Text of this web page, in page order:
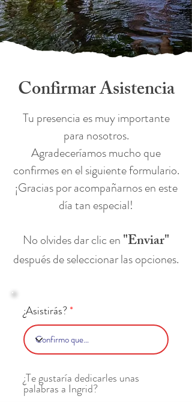
Confirmar Asistencia
Tu presencia es muy importante
para nosotros.
Agradeceríamos mucho que
confirmes en el siguiente formulario.
¡Gracias por acompañarnos en este
día tan especial!
No olvides dar clic en "Enviar"
después de seleccionar las opciones.
¿Asistirás?
¿Te gustaría dedicarles unas
palabras a Ingrid?